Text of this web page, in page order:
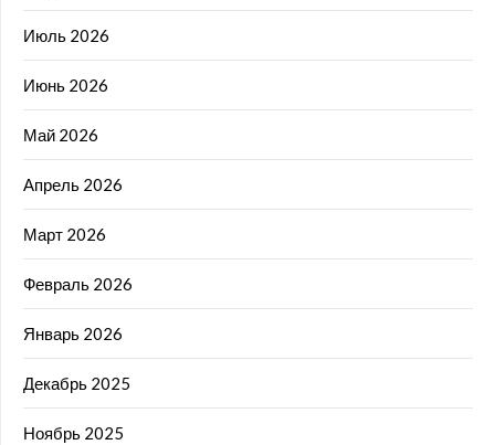
Июль 2026
Июнь 2026
Май 2026
Апрель 2026
Март 2026
Февраль 2026
Январь 2026
Декабрь 2025
Ноябрь 2025